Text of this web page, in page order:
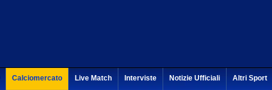
Calciomercato Live Match Interviste Notizie Ufficiali Altri Sport